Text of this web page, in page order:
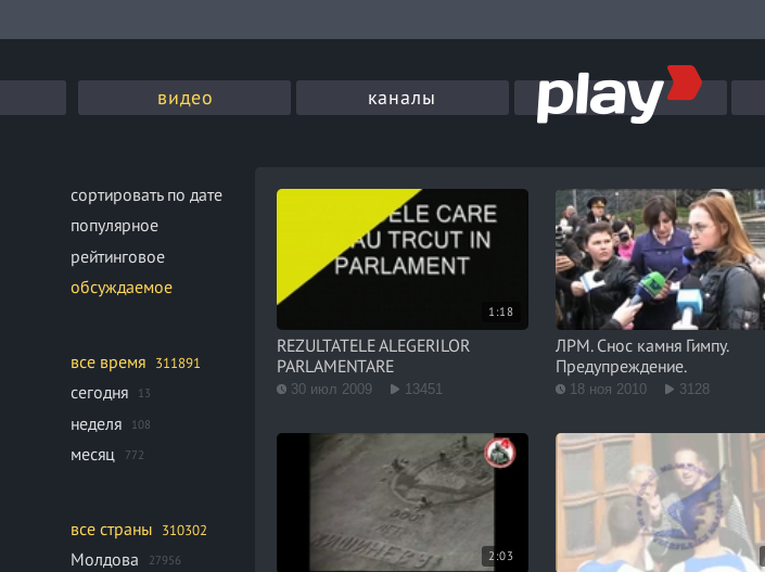
видео каналы
сортировать по дате
популярное
рейтинговое
обсуждаемое
все время 311891
сегодня 13
неделя 108
месяц 772
все страны 310302
Молдова 27956
1:18
REZULTATELE ALEGERILOR
PARLAMENTARE
30 июл 2009 13451
ЛРМ. Снос камня Гимпу.
Предупреждение.
18 ноя 2010 3128
2:03